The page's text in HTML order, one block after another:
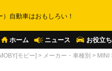
）自動車はおもしろい！
ホーム ニュース お役立
MOBY[モビー] > メーカー・車種別 > MINI